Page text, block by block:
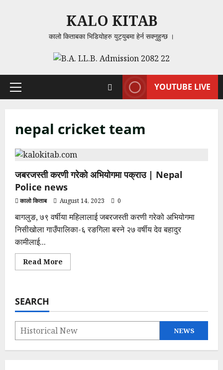
KALO KITAB
कालो किताबका भिडियोहरु युट्युबमा हेर्न सक्नुहुन्छ ।
Primary
YOUTUBE LIVE
nepal cricket team
जबरजस्ती करणी गरेको अभियोगमा पक्राउ | Nepal
Police news
कालो किताब August 14, 2023 0
बागलुङ, ७९ वर्षीया महिलालाई जबरजस्ती करणी गरेको अभियोगमा
निसीखोला गाउँपालिका-६ रङगिला बस्ने २७ वर्षीय देव बहादुर
कामीलाई...
Read More
more
पक्राउ
Nepal
Police
news
SEARCH
NEWS